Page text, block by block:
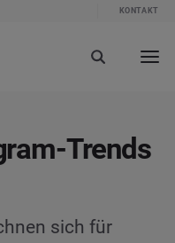
KONTAKT
Trends
sich für